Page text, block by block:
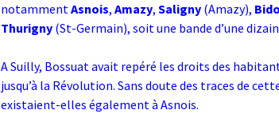
notammentAsnois, Amazy, Saligny (Amazy),
Thurigny (St-Germain), soit une bande d’une
A Suilly, Bossuat avait repéré les droits des
jusqu’à la Révolution. Sans doute des traces de
existaient-elles également à Asnois.